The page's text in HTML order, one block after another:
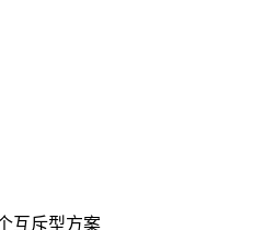
互斥型方案